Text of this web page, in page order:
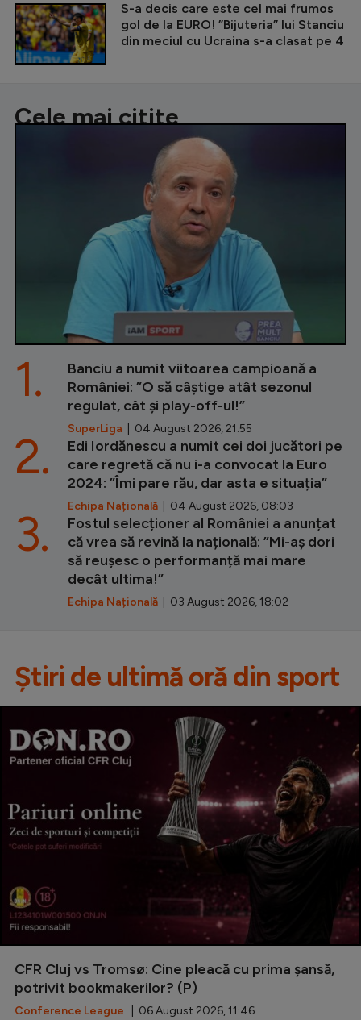
S-a decis care este cel mai frumos
gol de la EURO! ”Bijuteria” lui Stanciu
din meciul cu Ucraina s-a clasat pe 4
Cele mai citite
Banciu a numit viitoarea campioană a
României: ”O să câștige atât sezonul
regulat, cât și play-off-ul!”
SuperLiga | 04 August 2026, 21:55
1.
Edi Iordănescu a numit cei doi jucători pe
care regretă că nu i-a convocat la Euro
2024: ”Îmi pare rău, dar asta e situația”
Echipa Națională | 04 August 2026, 08:03
2.
Fostul selecționer al României a anunțat
că vrea să revină la națională: ”Mi-aș dori
să reușesc o performanță mai mare
decât ultima!”
Echipa Națională | 03 August 2026, 18:02
3.
Știri de ultimă oră din sport
CFR Cluj vs Tromsø: Cine pleacă cu prima șansă,
potrivit bookmakerilor? (P)
Conference League | 06 August 2026, 11:46